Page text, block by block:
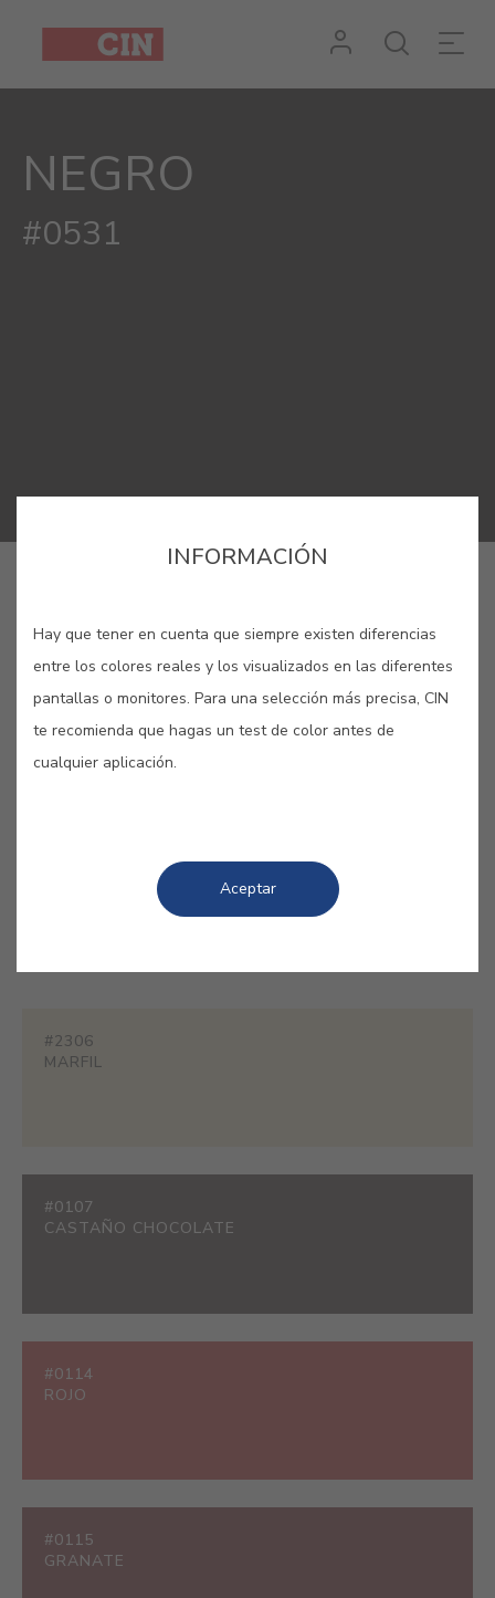
NEGRO
#0531
GUARDAR
Los tonos opacos son ideales para colorear la
madera y realzar su textura y relieve naturales, al
#2306
MARFIL
#0107
CASTAÑO CHOCOLATE
#0114
ROJO
#0115
GRANATE
INFORMACIÓN
Hay que tener en cuenta que siempre existen diferencias
entre los colores reales y los visualizados en las diferentes
pantallas o monitores. Para una selección más precisa, CIN
te recomienda que hagas un test de color antes de
cualquier aplicación.
Aceptar